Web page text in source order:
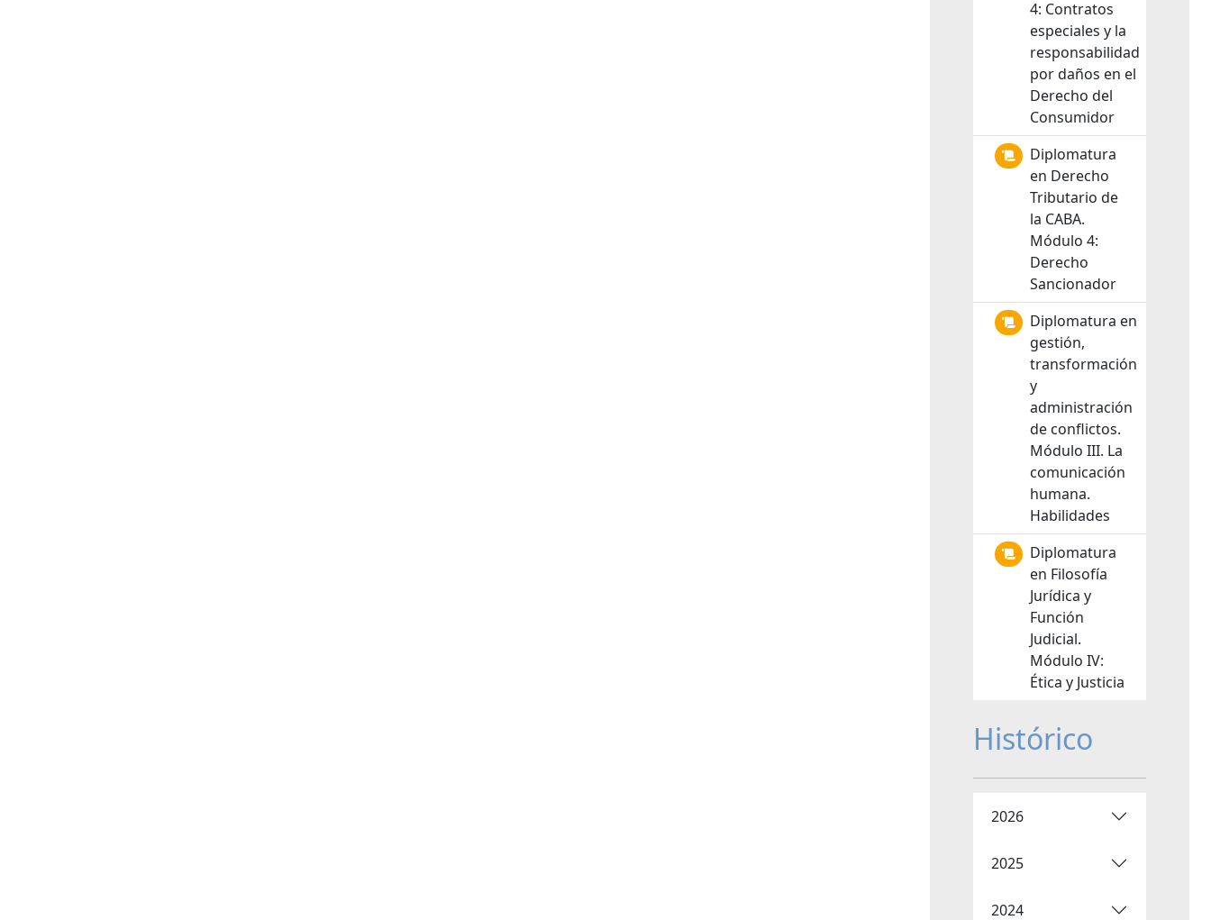
4: Contratos
especiales y la
responsabilidad
por daños en el
Derecho del
Consumidor
Diplomatura
en Derecho
Tributario de
la CABA.
Módulo 4:
Derecho
Sancionador
Diplomatura en
gestión,
transformación
y
administración
de conflictos.
Módulo III. La
comunicación
humana.
Habilidades
Diplomatura
en Filosofía
Jurídica y
Función
Judicial.
Módulo IV:
Ética y Justicia
Histórico
2026
2025
2024